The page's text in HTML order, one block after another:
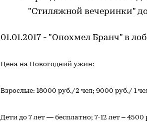
"Стиляжной вечеринки"
01.01.2017 - "Опохмел Бранч" в
Цена на Новогодний ужин:
Взрослые: 18000 руб./2 чел; 9000 руб./ 1
Дети до 7 лет — бесплатно; 7-12 лет –